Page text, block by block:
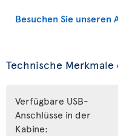
Besuchen Sie unseren
Technische Merkmale
Verfügbare USB-
Anschlüsse in der
Kabine: